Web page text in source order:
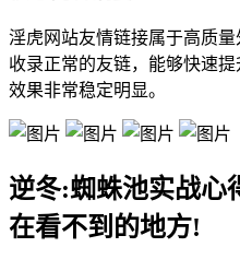
淫虎网站友情链接属于高质量
收录正常的友链，能够快速
效果非常稳定明显。
逆冬:蜘蛛池实战心
在看不到的地方!